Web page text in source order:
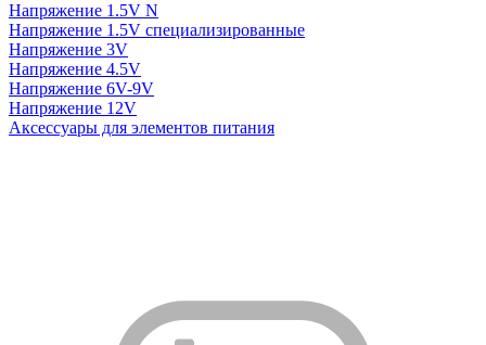
Напряжение 1.5V N
Напряжение 1.5V специализированные
Напряжение 3V
Напряжение 4.5V
Напряжение 6V-9V
Напряжение 12V
Аксессуары для элементов питания